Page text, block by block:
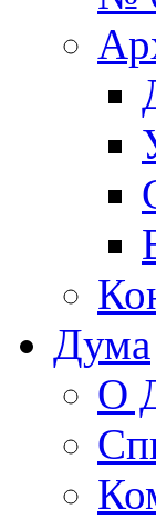
Дума
О